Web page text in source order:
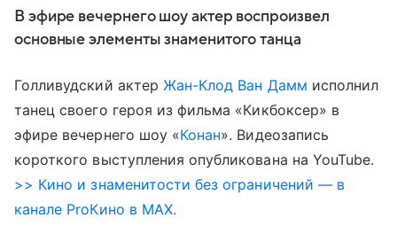
В эфире вечернего шоу актер воспроизвел
основные элементы знаменитого танца
Голливудский актер Жан-Клод Ван Дамм исполнил
танец своего героя из фильма «Кикбоксер» в
эфире вечернего шоу «Конан». Видеозапись
короткого выступления опубликована на YouTube.
>> Кино и знаменитости без ограничений — в
канале ProКино в MAX.